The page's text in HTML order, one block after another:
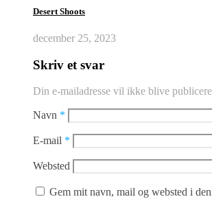
Desert Shoots
december 25, 2023
Skriv et svar
Din e-mailadresse vil ikke blive
Navn *
E-mail *
Websted
Gem mit navn, mail og websted i